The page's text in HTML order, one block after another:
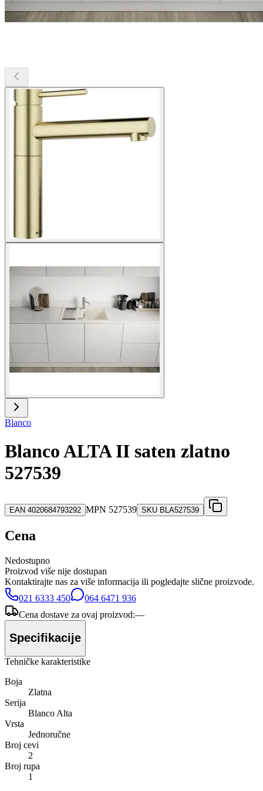
Blanco
Blanco ALTA II saten zlatno
527539
EAN 4020684793292 MPN 527539 SKU BLA527539
Cena
Nedostupno
Proizvod više nije dostupan
Kontaktirajte nas za više informacija ili pogledajte slične proizvode.
021 6333 450
064 6471 936
Cena dostave za ovaj proizvod:—
Specifikacije
Tehničke karakteristike
Boja
Zlatna
Serija
Blanco Alta
Vrsta
Jednoručne
Broj cevi
2
Broj rupa
1